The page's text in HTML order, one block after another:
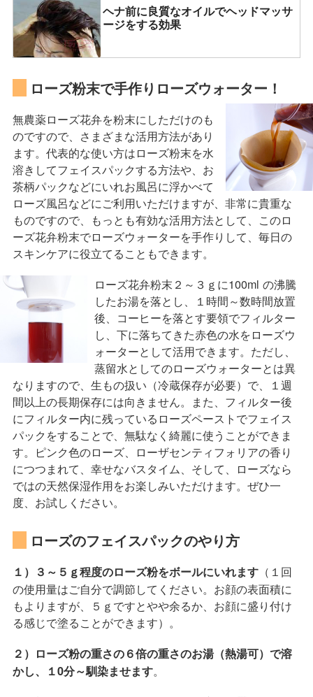
ヘナ前に良質なオイルでヘッドマッサ
ージをする効果
ローズ粉末で手作りローズウォーター！
無農薬ローズ花弁を粉末にしただけのも
のですので、さまざまな活用方法があり
ます。代表的な使い方はローズ粉末を水
溶きしてフェイスパックする方法や、お
茶柄パックなどにいれお風呂に浮かべて
ローズ風呂などにご利用いただけますが、非常に貴重な
ものですので、もっとも有効な活用方法として、このロ
ーズ花弁粉末でローズウォーターを手作りして、毎日の
スキンケアに役立てることもできます。
ローズ花弁粉末２～３ｇに100ml の沸騰
したお湯を落とし、１時間～数時間放置
後、コーヒーを落とす要領でフィルター
し、下に落ちてきた赤色の水をローズウ
ォーターとして活用できます。ただし、
蒸留水としてのローズウォーターとは異
なりますので、生もの扱い（冷蔵保存が必要）で、１週
間以上の長期保存には向きません。また、フィルター後
にフィルター内に残っているローズペーストでフェイス
パックをすることで、無駄なく綺麗に使うことができま
す。ピンク色のローズ、ローザセンティフォリアの香り
につつまれて、幸せなバスタイム、そして、ローズなら
ではの天然保湿作用をお楽しみいただけます。ぜひ一
度、お試しください。
ローズのフェイスパックのやり方
１）３～５ｇ程度のローズ粉をボールにいれます （１回
の使用量はご自分で調節してください。お顔の表面積に
もよりますが、５ｇですとやや余るか、お顔に盛り付け
る感じで塗ることができます）。
２）ローズ粉の重さの６倍の重さのお湯（熱湯可）で溶
かし、１0分～馴染ませます。